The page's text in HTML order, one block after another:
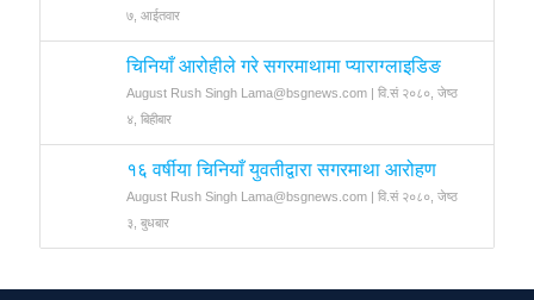
७, आईतवार
चिनियाँ आरोहीले गरे सगरमाथामा प्याराग्लाइडिङ
August Rush Singh Lama@bsgnews.com | वि.सं २०८०, जेष्ठ
४, बिहीबार
१६ वर्षीया चिनियाँ युवतीद्वारा सगरमाथा आरोहण
August Rush Singh Lama@bsgnews.com | वि.सं २०८०, जेष्ठ
३, बुधबार